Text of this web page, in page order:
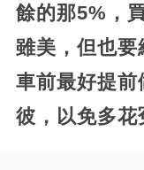
餘的那5%，
雖美，但也
車前最好提前
彼，以免多花